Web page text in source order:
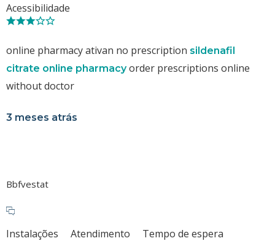
Acessibilidade
online pharmacy ativan no prescription sildenafil
citrate online pharmacyorder prescriptions online
without doctor
3 meses atrás
Bbfvestat
Instalações Atendimento Tempo de espera